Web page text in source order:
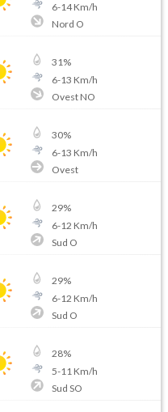
6-14Km/h
Nord O
31%
6-13 Km/h
Ovest NO
30%
6-13 Km/h
Ovest
29%
6-12 Km/h
Sud O
29%
6-12 Km/h
Sud O
28%
5-11 Km/h
Sud SO